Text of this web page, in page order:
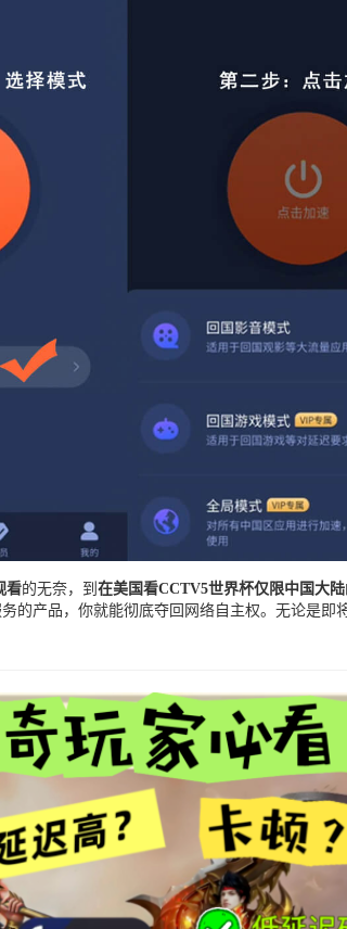
看的无奈，到 在美国看CCTV5世界杯仅限中国大陆
的产品，你就能彻底夺回网络自主权。无论是